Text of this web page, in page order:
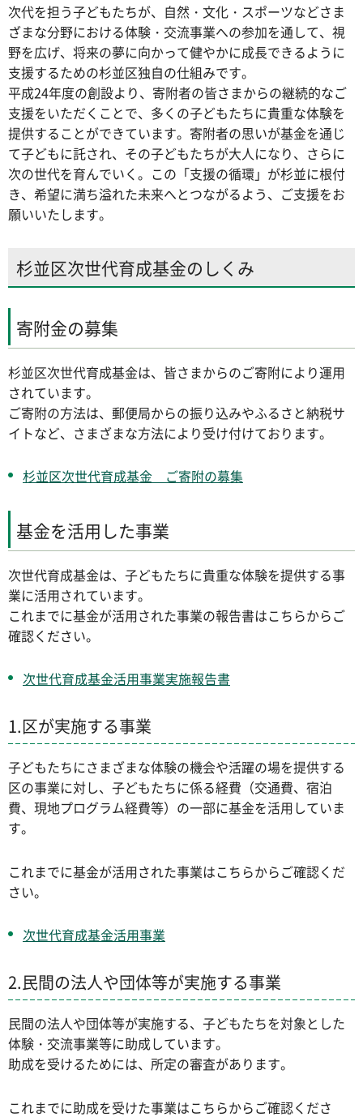
次代を担う子どもたちが、自然・文化・スポーツなどさま
ざまな分野における体験・交流事業への参加を通して、視
野を広げ、将来の夢に向かって健やかに成長できるように
支援するための杉並区独自の仕組みです。
平成24年度の創設より、寄附者の皆さまからの継続的なご
支援をいただくことで、多くの子どもたちに貴重な体験を
提供することができています。寄附者の思いが基金を通じ
て子どもに託され、その子どもたちが大人になり、さらに
次の世代を育んでいく。この「支援の循環」が杉並に根付
き、希望に満ち溢れた未来へとつながるよう、ご支援をお
願いいたします。
杉並区次世代育成基金のしくみ
寄附金の募集
杉並区次世代育成基金は、皆さまからのご寄附により運用
されています。
ご寄附の方法は、郵便局からの振り込みやふるさと納税サ
イトなど、さまざまな方法により受け付けております。
杉並区次世代育成基金 ご寄附の募集
基金を活用した事業
次世代育成基金は、子どもたちに貴重な体験を提供する事
業に活用されています。
これまでに基金が活用された事業の報告書はこちらからご
確認ください。
次世代育成基金活用事業実施報告書
1.区が実施する事業
子どもたちにさまざまな体験の機会や活躍の場を提供する
区の事業に対し、子どもたちに係る経費（交通費、宿泊
費、現地プログラム経費等）の一部に基金を活用していま
す。
これまでに基金が活用された事業はこちらからご確認くだ
さい。
次世代育成基金活用事業
2.民間の法人や団体等が実施する事業
民間の法人や団体等が実施する、子どもたちを対象とした
体験・交流事業等に助成しています。
助成を受けるためには、所定の審査があります。
これまでに助成を受けた事業はこちらからご確認くださ